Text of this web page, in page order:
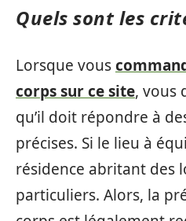
Quels sont les
Lorsque vous
corps sur ce site, vous
qu’il doit répondre à
précises. Si le lieu à
résidence abritant des
particuliers. Alors, la